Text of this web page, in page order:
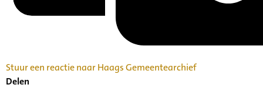
Stuur een reactie naar Haags Gemeentearchief
Delen